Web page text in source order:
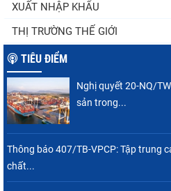
Thuế Mục
tôm Việt tại
Nguồn cung
XUẤT NHẬP KHẨU
THỊ TRƯỜNG THẾ GIỚI
TIÊU ĐIỂM
Nghị quyết 20-NQ/
sản trong...
Thông báo 407/TB-VPCP: Tập trung
chất...